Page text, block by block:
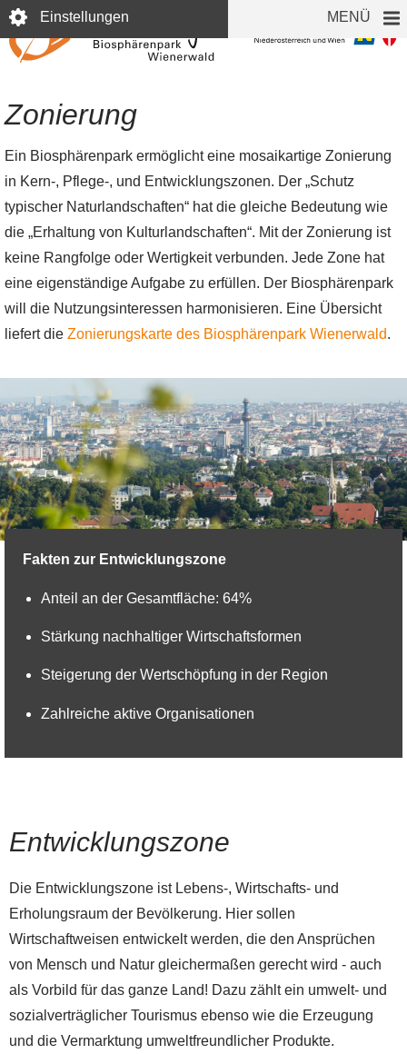
Direkt
zum
Inhalt
Einstellungen MENÜ
Zonierung
Ein Biosphärenpark ermöglicht eine mosaikartige Zonierung
in Kern-, Pflege-, und Entwicklungszonen. Der „Schutz
typischer Naturlandschaften“ hat die gleiche Bedeutung wie
die „Erhaltung von Kulturlandschaften“. Mit der Zonierung ist
keine Rangfolge oder Wertigkeit verbunden. Jede Zone hat
eine eigenständige Aufgabe zu erfüllen. Der Biosphärenpark
will die Nutzungsinteressen harmonisieren. Eine Übersicht
liefert die Zonierungskarte des Biosphärenpark Wienerwald.
Fakten zur Entwicklungszone
Anteil an der Gesamtfläche: 64%
Stärkung nachhaltiger Wirtschaftsformen
Steigerung der Wertschöpfung in der Region
Zahlreiche aktive Organisationen
Entwicklungszone
Die Entwicklungszone ist Lebens-, Wirtschafts- und
Erholungsraum der Bevölkerung. Hier sollen
Wirtschaftweisen entwickelt werden, die den Ansprüchen
von Mensch und Natur gleichermaßen gerecht wird - auch
als Vorbild für das ganze Land! Dazu zählt ein umwelt- und
sozialverträglicher Tourismus ebenso wie die Erzeugung
und die Vermarktung umweltfreundlicher Produkte.